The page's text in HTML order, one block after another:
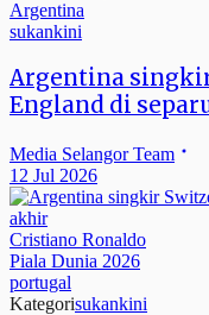
sukankini
Argentina
England di
Media Selangor Team
12 Jul 2026
Cristiano Ronaldo
Piala Dunia 2026
portugal
Kategorisukankini